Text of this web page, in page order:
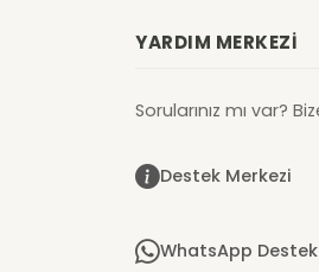
YARDIM MERKEZI
Sorularınız mı var?
Destek Merkezi
WhatsApp Destek